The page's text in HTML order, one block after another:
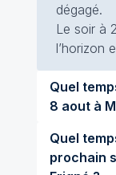
dégagé.
Le soir à
l’horizon
Quel temps
8 aout à
Quel
prochain samedi 15 aout à Mûrs-